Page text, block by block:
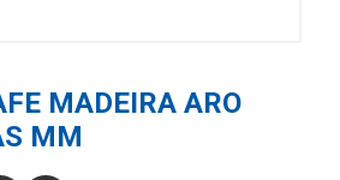
MADEIRA ARO
MM